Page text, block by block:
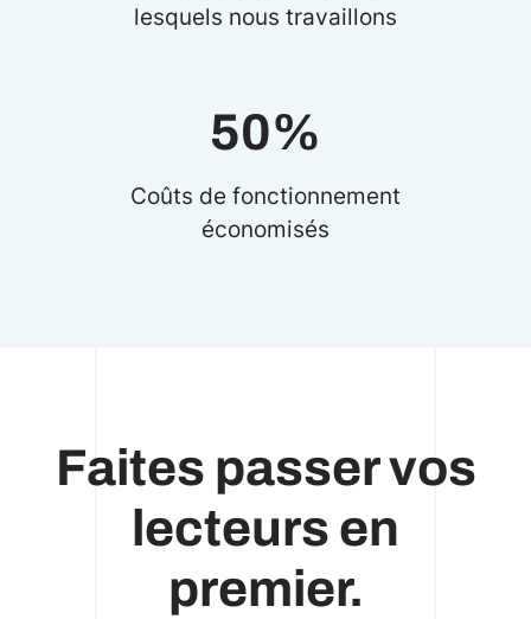
lesquels nous travaillons
50%
Coûts de fonctionnement
économisés
Faites passer vos
lecteurs en
premier.